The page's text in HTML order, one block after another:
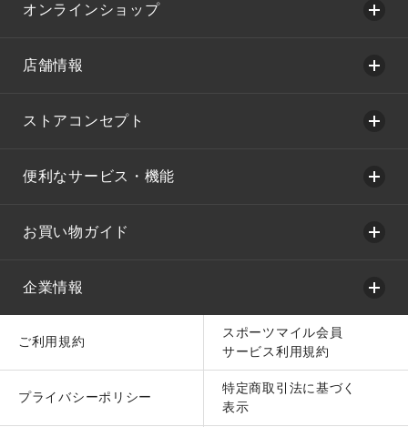
オンラインショップ
店舗情報
ストアコンセプト
便利なサービス・機能
お買い物ガイド
企業情報
ご利用規約
スポーツマイル会員
サービス利用規約
プライバシーポリシー
特定商取引法に基づく
表示